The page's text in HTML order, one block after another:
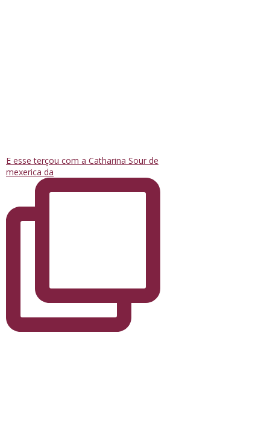
E esse terçou com a Catharina Sour de
mexerica da